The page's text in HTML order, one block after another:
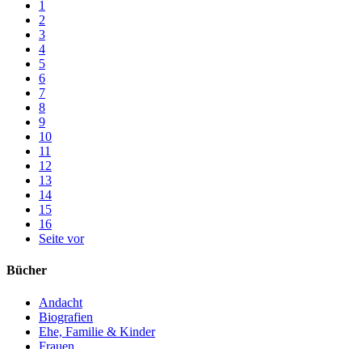
1
2
3
4
5
6
7
8
9
10
11
12
13
14
15
16
Seite vor
Bücher
Andacht
Biografien
Ehe, Familie & Kinder
Frauen